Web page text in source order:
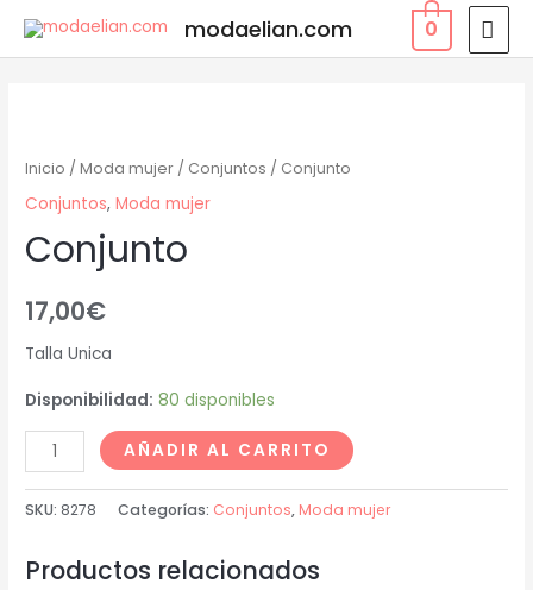
modaelian.com 0
Inicio /Moda mujer / Conjuntos / Conjunto
Conjuntos,Moda mujer
Conjunto
17,00€
Talla Unica
Disponibilidad: 80 disponibles
AÑADIR AL CARRITO
SKU: 8278 Categorías: Conjuntos, Moda mujer
Productos relacionados